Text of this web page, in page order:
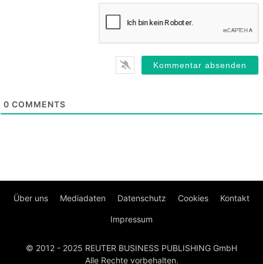
0 COMMENTS
Über uns Mediadaten Datenschutz Cookies Kontakt
Impressum
© 2012 - 2025 REUTER BUSINESS PUBLISHING GmbH
Alle Rechte vorbehalten.